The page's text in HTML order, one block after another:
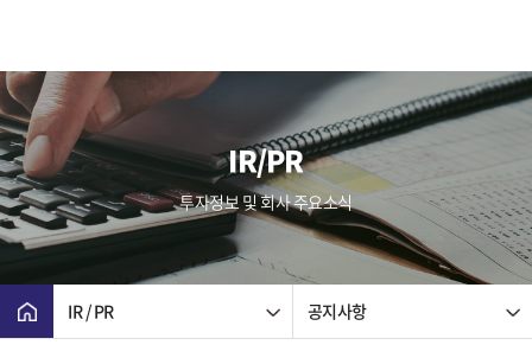
IR/PR
투자정보 및 회사 주요소식
IR / PR 공지사항